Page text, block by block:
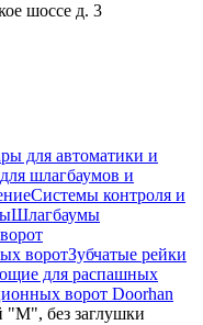
шоссе д. 3
для автоматики и
шлагбаумов и
Системы контроля и
Шлагбаумы
воротЗубчатые рейки
для распашных
ворот Doorhan
без заглушки